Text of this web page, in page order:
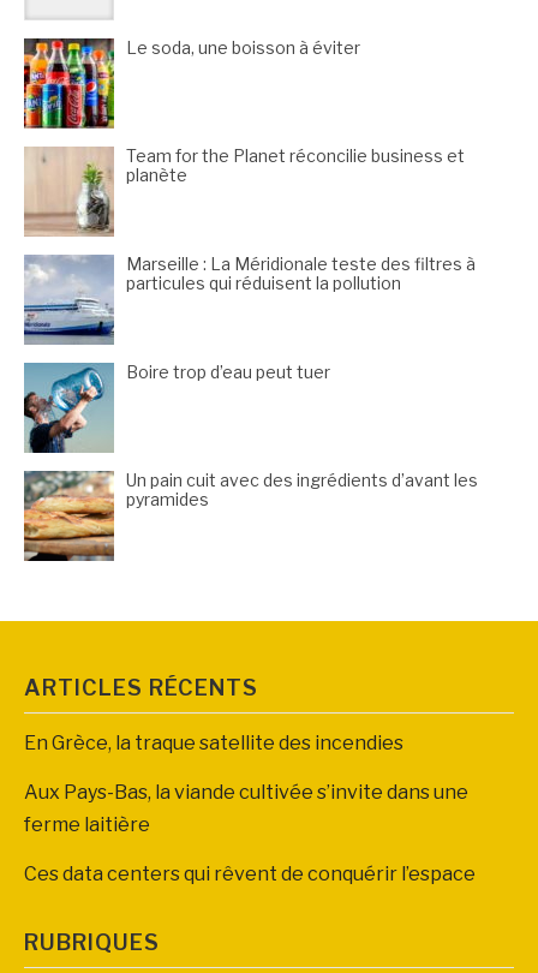
Le soda, une boisson à éviter
Team for the Planet réconcilie business et
planète
Marseille : La Méridionale teste des filtres à
particules qui réduisent la pollution
Boire trop d’eau peut tuer
Un pain cuit avec des ingrédients d’avant les
pyramides
ARTICLES RÉCENTS
En Grèce, la traque satellite des incendies
Aux Pays-Bas, la viande cultivée s’invite dans une
ferme laitière
Ces data centers qui rêvent de conquérir l’espace
RUBRIQUES